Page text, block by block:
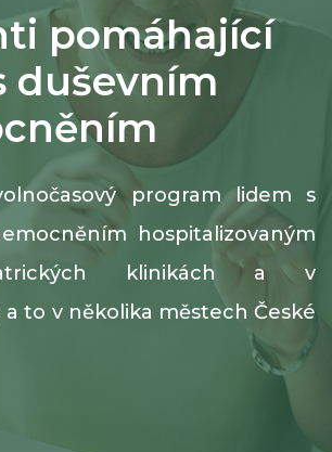
pomáhající
duševním
program lidem s
hospitalizovaným
klinikách a v
to v několika městech České